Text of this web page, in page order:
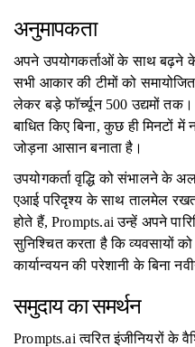
अनुमापकता
अपने उपयोगकर्ताओं के साथ बढ़ने के
सभी आकार की टीमों को
लेकर बड़े फॉर्च्यून 500 उद्यमों
बाधित किए बिना, कुछ ही मिनटों में
जोड़ना आसान बनाता है।
उपयोगकर्ता वृद्धि को संभालने के
एआई परिदृश्य के साथ तालमेल
होते हैं, Prompts.ai उन्हें अपने
सुनिश्चित करता है कि व्यवसायों
कार्यान्वयन की परेशानी के बिना
समुदाय का समर्थन
Prompts.ai त्वरित इंजीनियरों